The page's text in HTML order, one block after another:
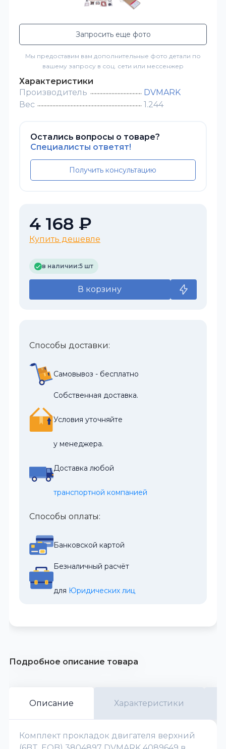
Запросить еще фото
Мы предоставим вам дополнительные фото детали по
вашему запросу в соц. сети или мессенжер
Характеристики
Производитель
DVMARK
Вес
1.244
Остались вопросы о товаре?
Специалисты ответят!
Получить консультацию
4 168 ₽
Купить дешевле
в наличии:5 шт
В корзину
Способы доставки:
Самовывоз - бесплатно
Собственная доставка.
Условия уточняйте
у менеджера.
Доставка любой
транспортной компанией
Способы оплаты:
Банковской картой
Безналичный расчёт
для Юридических лиц
Подробное описание товара
Описание Характеристики
Комплект прокладок двигателя верхний